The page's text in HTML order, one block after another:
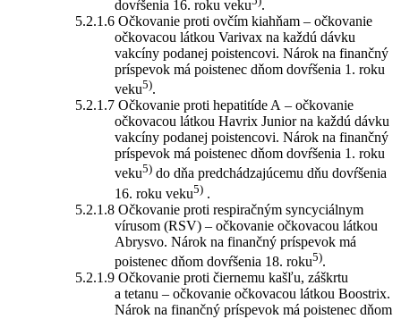
dovŕšenia 16. roku veku
.
Očkovanie proti ovčím kiahňam – očkovanie
očkovacou látkou Varivax na každú dávku
vakcíny podanej poistencovi. Nárok na finančný
príspevok má poistenec dňom dovŕšenia 1. roku
veku5).
Očkovanie proti hepatitíde A – očkovanie
očkovacou látkou Havrix Junior na každú dávku
vakcíny podanej poistencovi. Nárok na finančný
príspevok má poistenec dňom dovŕšenia 1. roku
veku5) do dňa predchádzajúcemu dňu dovŕšenia
16. roku veku5) .
Očkovanie proti respiračným syncyciálnym
vírusom (RSV) – očkovanie očkovacou látkou
Abrysvo. Nárok na finančný príspevok má
poistenec dňom dovŕšenia 18. roku5).
Očkovanie proti čiernemu kašľu, záškrtu
a tetanu – očkovanie očkovacou látkou Boostrix.
Nárok na finančný príspevok má poistenec dňom